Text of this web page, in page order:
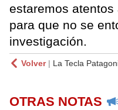
estaremos
para que no se
investigación.
Volver| La Tecla
OTRAS NOTAS